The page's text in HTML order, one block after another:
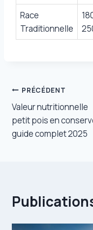
Race
Traditionnelle
Navigation
de
l’article
PRÉCÉDENT
Valeur nutritionnelle
petit pois en
guide complet 2025